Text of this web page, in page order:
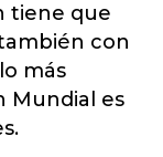
tiene que
con
más
Mundial es